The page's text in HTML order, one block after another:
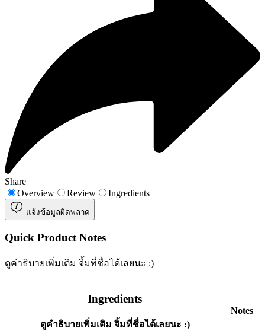
Share
Overview
Review Ingredients
แจ้งข้อมูลผิดพลาด
Quick Product Notes
ดูคำธิบายเพิ่มเติม จิ้มที่ชื่อได้เลยนะ :)
Ingredients
ดูคำธิบายเพิ่มเติม จิ้มที่ชื่อได้เลยนะ :)
Notes